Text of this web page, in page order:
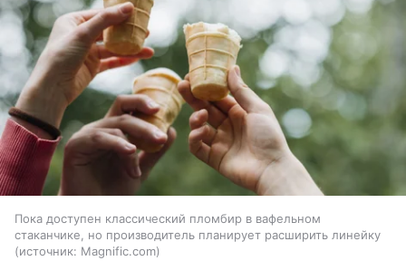
Пока доступен классический пломбир в вафельном
стаканчике, но производитель планирует расширить линейку
источник: Magnific.com